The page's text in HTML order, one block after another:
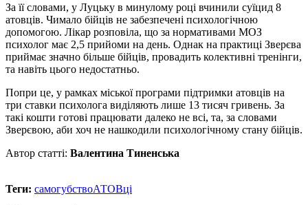
За її словами, у Луцьку в минулому році вчинили суїцид 8
атовців. Чимало бійців не забезпечені психологічною
допомогою. Лікар розповіла, що за нормативами МОЗ
психолог має 2,5 прийоми на день. Однак на практиці Зверєва
приймає значно більше бійців, провадить колективні тренінги,
та навіть цього недостатньо.
Попри це, у рамках міської програми підтримки атовців на
три ставки психолога виділяють лише 13 тисяч гривень. За
такі кошти готові працювати далеко не всі, та, за словами
Зверєвою, аби хоч не нашкодили психологічному стану бійців.
Автор статті: Валентина Тиненська
Теги: самогубствоАТОВці